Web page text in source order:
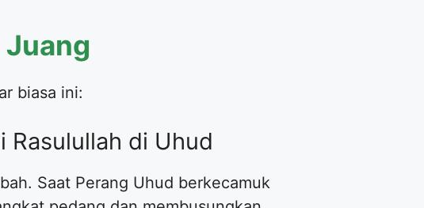
biasa ini:
Rasulullah di Uhud
Saat Perang Uhud berkecamuk